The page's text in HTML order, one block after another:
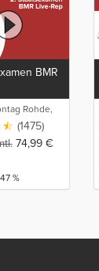
BMR
Rohde,
(1475)
74,99 €
%